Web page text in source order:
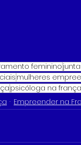
feminino
mulheres
psicóloga na frança
Empreender na